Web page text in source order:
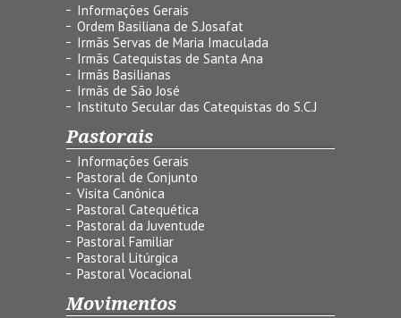
Informações Gerais
Ordem Basiliana de S.Josafat
Irmãs Servas de Maria Imaculada
Irmãs Catequistas de Santa Ana
Irmãs Basilianas
Irmãs de São José
Instituto Secular das Catequistas do S.C.J
Pastorais
Informações Gerais
Pastoral de Conjunto
Visita Canônica
Pastoral Catequética
Pastoral da Juventude
Pastoral Familiar
Pastoral Litúrgica
Pastoral Vocacional
Movimentos